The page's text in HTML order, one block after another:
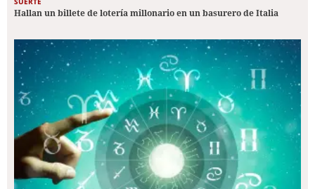
Hallan un billete de lotería millonario en un basurero de Italia